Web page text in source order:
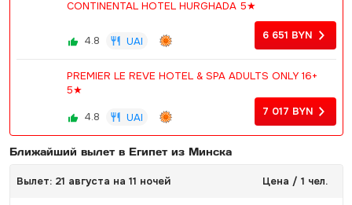
CONTINENTAL HOTEL HURGHADA 5★
4.8 UAI 6 651 BYN
PREMIER LE REVE HOTEL & SPA ADULTS ONLY 16+
5★
4.8
UAI 7 017 BYN
Ближайший вылет в Египет из Минска
Вылет: 21 августа на 11 ночей Цена / 1 чел.